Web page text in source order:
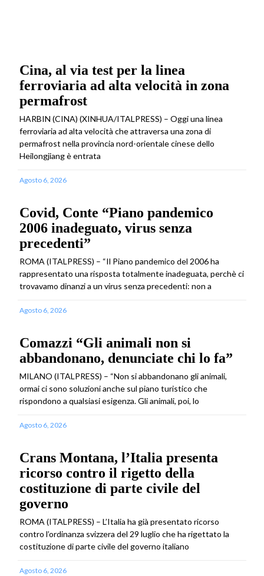
Cina, al via test per la linea
ferroviaria ad alta velocità in zona
permafrost
HARBIN (CINA) (XINHUA/ITALPRESS) – Oggi una linea
ferroviaria ad alta velocità che attraversa una zona di
permafrost nella provincia nord-orientale cinese dello
Heilongjiang è entrata
Agosto 6, 2026
Covid, Conte “Piano pandemico
2006 inadeguato, virus senza
precedenti”
ROMA (ITALPRESS) – “Il Piano pandemico del 2006 ha
rappresentato una risposta totalmente inadeguata, perchè ci
trovavamo dinanzi a un virus senza precedenti: non a
Agosto 6, 2026
Comazzi “Gli animali non si
abbandonano, denunciate chi lo fa”
MILANO (ITALPRESS) – “Non si abbandonano gli animali,
ormai ci sono soluzioni anche sul piano turistico che
rispondono a qualsiasi esigenza. Gli animali, poi, lo
Agosto 6, 2026
Crans Montana, l’Italia presenta
ricorso contro il rigetto della
costituzione di parte civile del
governo
ROMA (ITALPRESS) – L’Italia ha già presentato ricorso
contro l’ordinanza svizzera del 29 luglio che ha rigettato la
costituzione di parte civile del governo italiano
Agosto 6, 2026